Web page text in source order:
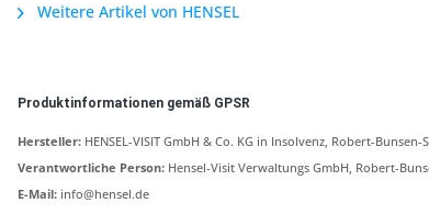
Weitere Artikel von HENSEL
Produktinformationen gemäß GPSR
Hersteller: HENSEL-VISIT GmbH & Co. KG in Insolvenz, Robert-
Verantwortliche Person: Hensel-Visit Verwaltungs GmbH, Robert-
E-Mail: info@hensel.de